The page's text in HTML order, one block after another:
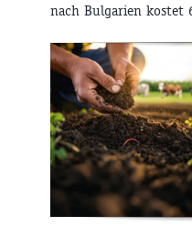
nach Bulgarien kostet